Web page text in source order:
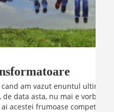
am vazut enuntul ultimei
de data asta, nu mai e vorba
acestei frumoase competitii